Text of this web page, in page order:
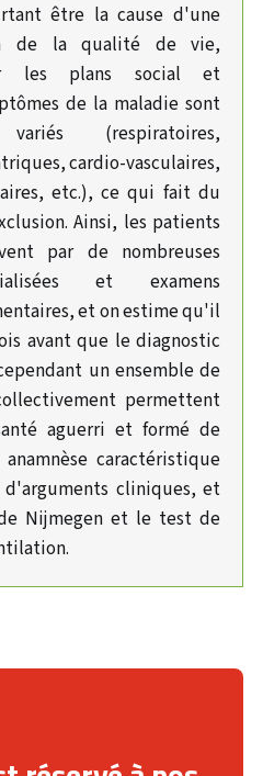
être la cause d'une
de la qualité de vie,
les plans social et
de la maladie sont
(respiratoires,
cardio-vasculaires,
etc.), ce qui fait du
Ainsi, les patients
par de nombreuses
et examens
et on estime qu'il
avant que le diagnostic
un ensemble de
permettent
aguerri et formé de
caractéristique
d'arguments cliniques, et
Nijmegen et le test de